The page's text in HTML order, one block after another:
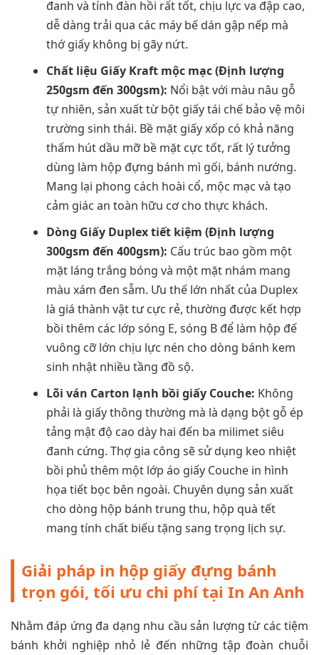
đanh và tính đàn hồi rất tốt, chịu lực va đập cao,
dễ dàng trải qua các máy bế dán gập nếp mà
thớ giấy không bị gãy nứt.
Chất liệu Giấy Kraft mộc mạc (Định lượng
250gsm đến 300gsm): Nổi bật với màu nâu gỗ
tự nhiên, sản xuất từ bột giấy tái chế bảo vệ môi
trường sinh thái. Bề mặt giấy xốp có khả năng
thấm hút dầu mỡ bề mặt cực tốt, rất lý tưởng
dùng làm hộp đựng bánh mì gối, bánh nướng.
Mang lại phong cách hoài cổ, mộc mạc và tạo
cảm giác an toàn hữu cơ cho thực khách.
Dòng Giấy Duplex tiết kiệm (Định lượng
300gsm đến 400gsm): Cấu trúc bao gồm một
mặt láng trắng bóng và một mặt nhám mang
màu xám đen sẫm. Ưu thế lớn nhất của Duplex
là giá thành vật tư cực rẻ, thường được kết hợp
bồi thêm các lớp sóng E, sóng B để làm hộp đế
vuông cỡ lớn chịu lực nén cho dòng bánh kem
sinh nhật nhiều tầng đồ sộ.
Lõi ván Carton lạnh bồi giấy Couche: Không
phải là giấy thông thường mà là dạng bột gỗ ép
tảng mật độ cao dày hai đến ba milimet siêu
đanh cứng. Thợ gia công sẽ sử dụng keo nhiệt
bồi phủ thêm một lớp áo giấy Couche in hình
họa tiết bọc bên ngoài. Chuyên dụng sản xuất
cho dòng hộp bánh trung thu, hộp quà tết
mang tính chất biếu tặng sang trọng lịch sự.
Giải pháp in hộp giấy đựng bánh
trọn gói, tối ưu chi phí tại In An Anh
Nhằm đáp ứng đa dạng nhu cầu sản lượng từ các tiệm
bánh khởi nghiệp nhỏ lẻ đến những tập đoàn chuỗi